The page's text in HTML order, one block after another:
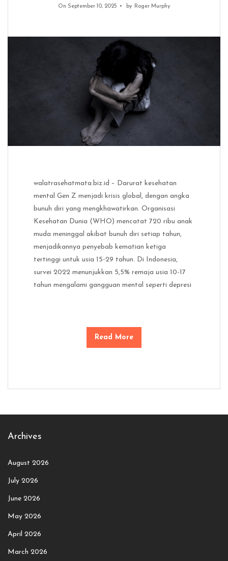
On September 10, 2025 by Roger Murphy
walatrasehatmata.biz.id – Darurat kesehatan
mental Gen Z menjadi krisis global, dengan angka
bunuh diri yang mengkhawatirkan. Organisasi
Kesehatan Dunia (WHO) mencatat 720 ribu anak
muda meninggal akibat bunuh diri setiap tahun,
menjadikannya penyebab kematian ketiga
tertinggi untuk usia 15-29 tahun. Di Indonesia,
survei 2022 menunjukkan 5,5% remaja usia 10-17
tahun mengalami gangguan mental seperti depresi
Read More
Archives
August 2026
July 2026
June 2026
May 2026
April 2026
March 2026